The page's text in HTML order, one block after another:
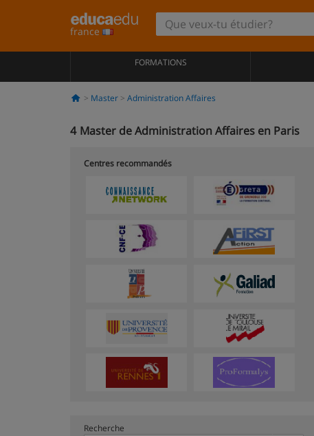
france
FORMATIONS
Master Administration Affaires
4 Master de Administration Affaires en Paris
Centres recommandés
Recherche